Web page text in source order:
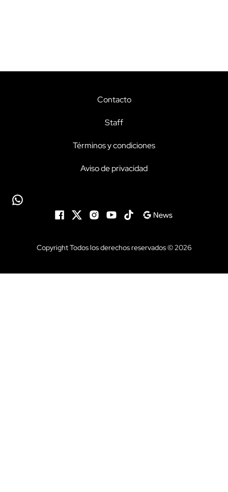
Contacto
Staff
Términos y condiciones
Aviso de privacidad
Copyright Todos los derechos reservados © 2026